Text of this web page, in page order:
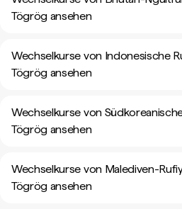
Tögrög ansehen
Wechselkurse von Indonesische
Tögrög ansehen
Wechselkurse von
Tögrög ansehen
Wechselkurse von Malediven-
Tögrög ansehen